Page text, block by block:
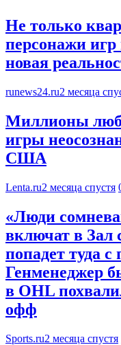
Не только
персонажи
новая
runews24.ru2 месяца
Миллионы
игры
США
Lenta.ru2 месяца спустя
«Люди
включат в Зал
попадет туда
Генменеджер
в OHL
офф
Sports.ru2 месяца спустя